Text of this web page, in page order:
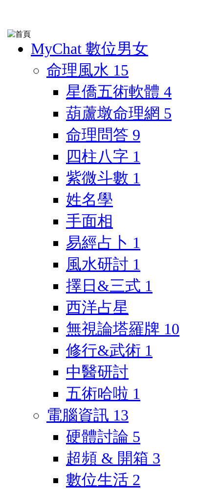
MyChat 數位男女
命理風水 15
星僑五術軟體 4
葫蘆墩命理網 5
命理問答 9
四柱八字 1
紫微斗數 1
姓名學
手面相
易經占卜 1
風水研討 1
擇日&三式 1
西洋占星
無視論塔羅牌 10
修行&武術 1
中醫研討
五術哈啦 1
電腦資訊 13
硬體討論 5
超頻 & 開箱 3
數位生活 2